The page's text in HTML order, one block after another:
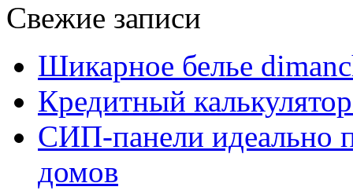
Свежие записи
Шикарное белье
Кредитный
СИП-панели идеально
домов